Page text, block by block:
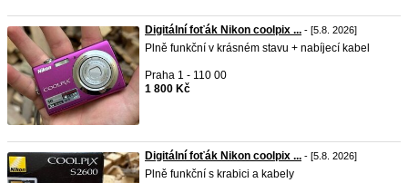
Digitální foťák Nikon coolpix ... - [5.8. 2026]
Plně funkční v krásném stavu + nabíjecí kabel
Praha 1 - 110 00
1 800 Kč
Digitální foťák Nikon coolpix ... - [5.8. 2026]
Plně funkční s krabici a kabely